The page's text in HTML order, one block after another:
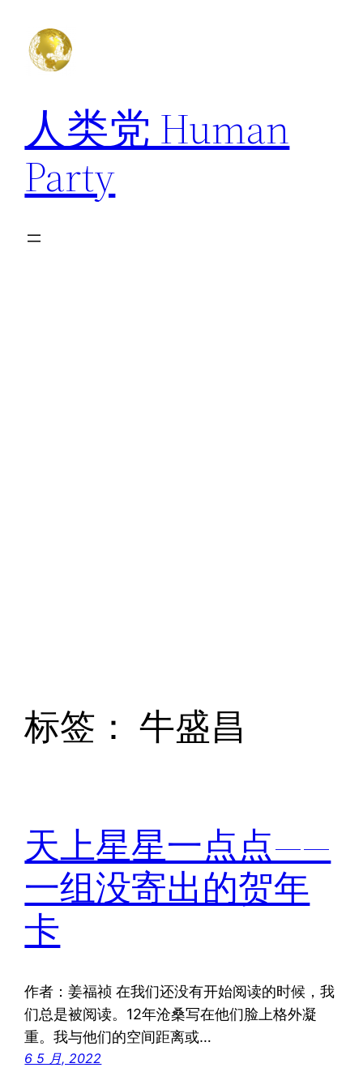
人类党 Human
Party
标签：牛盛昌
天上星星一点点——
一组没寄出的贺年
卡
作者：姜福祯 在我们还没有开始阅读的时候，我
们总是被阅读。12年沧桑写在他们脸上格外凝
重。我与他们的空间距离或…
6 5 月, 2022